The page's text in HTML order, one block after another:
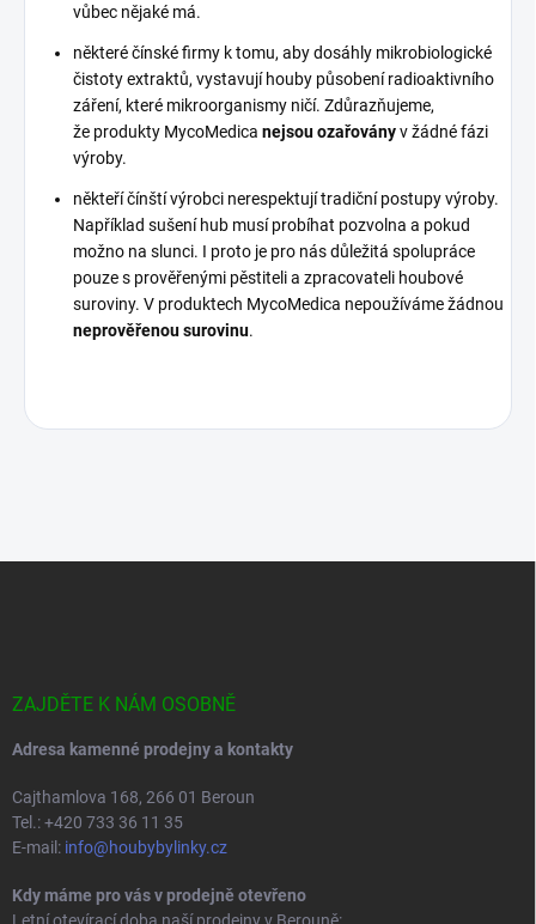
vůbec nějaké má.
některé čínské firmy k tomu, aby dosáhly mikrobiologické
čistoty extraktů, vystavují houby působení radioaktivního
záření, které mikroorganismy ničí. Zdůrazňujeme,
že produkty MycoMedica nejsou ozařoványv žádné fázi
výroby.
někteří čínští výrobci nerespektují tradiční postupy výroby.
Například sušení hub musí probíhat pozvolna a pokud
možno na slunci. I proto je pro nás důležitá spolupráce
pouze s prověřenými pěstiteli a zpracovateli houbové
suroviny. V produktech MycoMedica nepoužíváme žádnou
neprověřenou surovinu.
ZAJDĚTE K NÁM OSOBNĚ
Adresa kamenné prodejny a kontakty
Cajthamlova 168, 266 01 Beroun
Tel.: +420 733 36 11 35
E-mail: info@houbybylinky.cz
Kdy máme pro vás v prodejně otevřeno